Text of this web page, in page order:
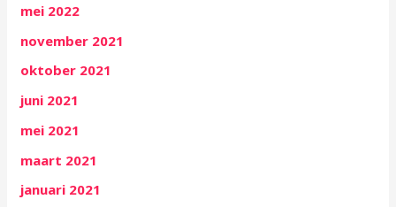
mei 2022
november 2021
oktober 2021
juni 2021
mei 2021
maart 2021
januari 2021